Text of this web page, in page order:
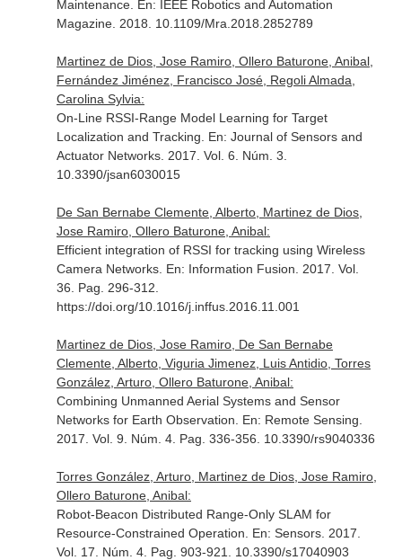
Maintenance. En: IEEE Robotics and Automation
Magazine. 2018. 10.1109/Mra.2018.2852789
Martinez de Dios, Jose Ramiro, Ollero Baturone, Anibal,
Fernández Jiménez, Francisco José, Regoli Almada,
Carolina Sylvia:
On-Line RSSI-Range Model Learning for Target
Localization and Tracking. En: Journal of Sensors and
Actuator Networks. 2017. Vol. 6. Núm. 3.
10.3390/jsan6030015
De San Bernabe Clemente, Alberto, Martinez de Dios,
Jose Ramiro, Ollero Baturone, Anibal:
Efficient integration of RSSI for tracking using Wireless
Camera Networks. En: Information Fusion . 2017. Vol.
36. Pag. 296-312.
https://doi.org/10.1016/j.inffus.2016.11.001
Martinez de Dios, Jose Ramiro, De San Bernabe
Clemente, Alberto, Viguria Jimenez, Luis Antidio, Torres
González, Arturo, Ollero Baturone, Anibal:
Combining Unmanned Aerial Systems and Sensor
Networks for Earth Observation. En: Remote Sensing
2017. Vol. 9. Núm. 4. Pag. 336-356. 10.3390/rs9040336
Torres González, Arturo, Martinez de Dios, Jose Ramiro,
Ollero Baturone, Anibal:
Robot-Beacon Distributed Range-Only SLAM for
Resource-Constrained Operation. En: Sensors. 2017.
Vol. 17. Núm. 4. Pag. 903-921. 10.3390/s17040903